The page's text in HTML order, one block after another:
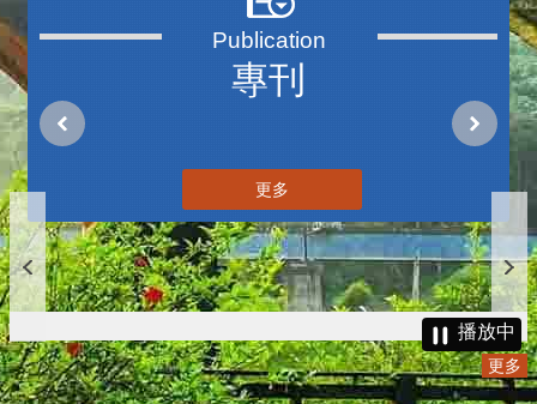
專刊
更多
播放中
更多